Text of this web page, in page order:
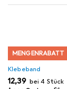
MENGENRABATT
Klebeband
EUR
12,39 bei 4 Stück